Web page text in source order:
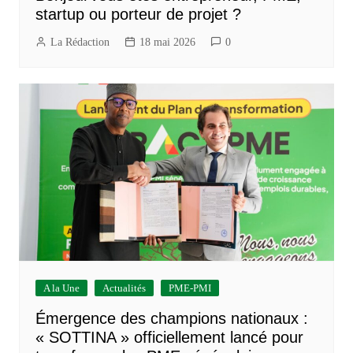
startup ou porteur de projet ?
La Rédaction 18 mai 2026 0
A la Une Actualités PME-PMI
Émergence des champions nationaux :
« SOTTINA » officiellement lancé pour